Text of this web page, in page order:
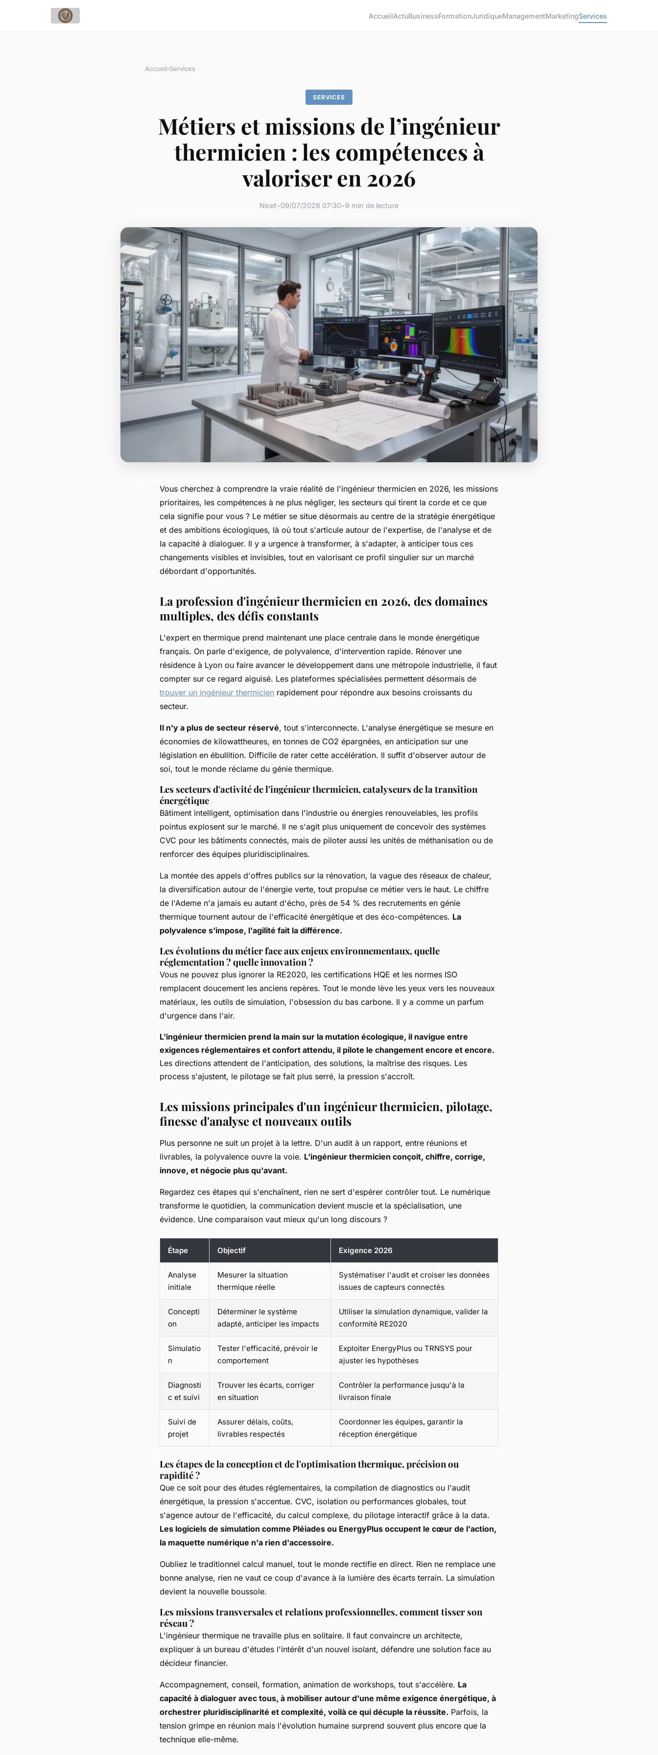
AccueilActuBusinessFormationJuridiqueManagementMarketingServices
Accueil›Services
SERVICES
Métiers et missions de l’ingénieur
thermicien : les compétences à
valoriser en 2026
Nicet•09/07/2026 07:30•9 min de lecture
Vous cherchez à comprendre la vraie réalité de l'ingénieur thermicien en 2026, les missions
prioritaires, les compétences à ne plus négliger, les secteurs qui tirent la corde et ce que
cela signifie pour vous ? Le métier se situe désormais au centre de la stratégie énergétique
et des ambitions écologiques, là où tout s'articule autour de l'expertise, de l'analyse et de
la capacité à dialoguer. Il y a urgence à transformer, à s'adapter, à anticiper tous ces
changements visibles et invisibles, tout en valorisant ce profil singulier sur un marché
débordant d'opportunités.
La profession d'ingénieur thermicien en 2026, des domaines
multiples, des défis constants
L'expert en thermique prend maintenant une place centrale dans le monde énergétique
français. On parle d'exigence, de polyvalence, d'intervention rapide. Rénover une
résidence à Lyon ou faire avancer le développement dans une métropole industrielle, il faut
compter sur ce regard aiguisé. Les plateformes spécialisées permettent désormais de
trouver un ingénieur thermicien rapidement pour répondre aux besoins croissants du
secteur.
Il n'y a plus de secteur réservé, tout s'interconnecte. L'analyse énergétique se mesure en
économies de kilowattheures, en tonnes de CO2 épargnées, en anticipation sur une
législation en ébullition. Difficile de rater cette accélération. Il suffit d'observer autour de
soi, tout le monde réclame du génie thermique.
Les secteurs d'activité de l'ingénieur thermicien, catalyseurs de la transition
énergétique
Bâtiment intelligent, optimisation dans l'industrie ou énergies renouvelables, les profils
pointus explosent sur le marché. Il ne s'agit plus uniquement de concevoir des systèmes
CVC pour les bâtiments connectés, mais de piloter aussi les unités de méthanisation ou de
renforcer des équipes pluridisciplinaires.
La montée des appels d'offres publics sur la rénovation, la vague des réseaux de chaleur,
la diversification autour de l'énergie verte, tout propulse ce métier vers le haut. Le chiffre
de l'Ademe n'a jamais eu autant d'écho, près de 54 % des recrutements en génie
thermique tournent autour de l'efficacité énergétique et des éco-compétences. La
polyvalence s'impose, l'agilité fait la différence.
Les évolutions du métier face aux enjeux environnementaux, quelle
réglementation ? quelle innovation ?
Vous ne pouvez plus ignorer la RE2020, les certifications HQE et les normes ISO
remplacent doucement les anciens repères. Tout le monde lève les yeux vers les nouveaux
matériaux, les outils de simulation, l'obsession du bas carbone. Il y a comme un parfum
d'urgence dans l'air.
L'ingénieur thermicien prend la main sur la mutation écologique, il navigue entre
exigences réglementaires et confort attendu, il pilote le changement encore et encore.
Les directions attendent de l'anticipation, des solutions, la maîtrise des risques. Les
process s'ajustent, le pilotage se fait plus serré, la pression s'accroît.
Les missions principales d'un ingénieur thermicien, pilotage,
finesse d'analyse et nouveaux outils
Plus personne ne suit un projet à la lettre. D'un audit à un rapport, entre réunions et
livrables, la polyvalence ouvre la voie. L'ingénieur thermicien conçoit, chiffre, corrige,
innove, et négocie plus qu'avant.
Regardez ces étapes qui s'enchaînent, rien ne sert d'espérer contrôler tout. Le numérique
transforme le quotidien, la communication devient muscle et la spécialisation, une
évidence. Une comparaison vaut mieux qu'un long discours ?
Étape Objectif Exigence 2026
Analyse
initiale
Mesurer la situation
thermique réelle
Systématiser l'audit et croiser les données
issues de capteurs connectés
Concepti
on
Déterminer le système
adapté, anticiper les impacts
Utiliser la simulation dynamique, valider la
conformité RE2020
Simulatio
n
Tester l'efficacité, prévoir le
comportement
Exploiter EnergyPlus ou TRNSYS pour
ajuster les hypothèses
Diagnosti
c et suivi
Trouver les écarts, corriger
en situation
Contrôler la performance jusqu'à la
livraison finale
Suivi de
projet
Assurer délais, coûts,
livrables respectés
Coordonner les équipes, garantir la
réception énergétique
Les étapes de la conception et de l'optimisation thermique, précision ou
rapidité ?
Que ce soit pour des études réglementaires, la compilation de diagnostics ou l'audit
énergétique, la pression s'accentue. CVC, isolation ou performances globales, tout
s'agence autour de l'efficacité, du calcul complexe, du pilotage interactif grâce à la data.
Les logiciels de simulation comme Pléiades ou EnergyPlus occupent le cœur de l'action,
la maquette numérique n'a rien d'accessoire.
Oubliez le traditionnel calcul manuel, tout le monde rectifie en direct. Rien ne remplace une
bonne analyse, rien ne vaut ce coup d'avance à la lumière des écarts terrain. La simulation
devient la nouvelle boussole.
Les missions transversales et relations professionnelles, comment tisser son
réseau ?
L'ingénieur thermique ne travaille plus en solitaire. Il faut convaincre un architecte,
expliquer à un bureau d'études l'intérêt d'un nouvel isolant, défendre une solution face au
décideur financier.
Accompagnement, conseil, formation, animation de workshops, tout s'accélère. La
capacité à dialoguer avec tous, à mobiliser autour d'une même exigence énergétique, à
orchestrer pluridisciplinarité et complexité, voilà ce qui décuple la réussite. Parfois, la
tension grimpe en réunion mais l'évolution humaine surprend souvent plus encore que la
technique elle-même.